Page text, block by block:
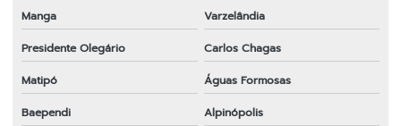
Manga
Varzelândia
Presidente Olegário
Carlos Chagas
Matipó
Águas Formosas
Baependi
Alpinópolis